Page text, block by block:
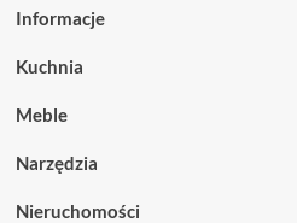
Informacje
Kuchnia
Meble
Narzędzia
Nieruchomości